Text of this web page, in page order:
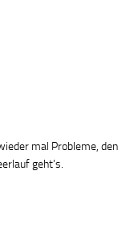
mal Probleme, den
geht’s.